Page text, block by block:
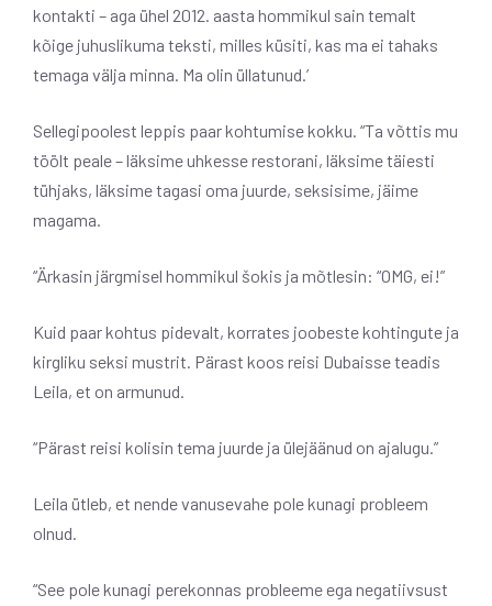
kontakti – aga ühel 2012. aasta hommikul sain temalt
kõige juhuslikuma teksti, milles küsiti, kas ma ei tahaks
temaga välja minna. Ma olin üllatunud.’
Sellegipoolest leppis paar kohtumise kokku. “Ta võttis mu
töölt peale – läksime uhkesse restorani, läksime täiesti
tühjaks, läksime tagasi oma juurde, seksisime, jäime
magama.
“Ärkasin järgmisel hommikul šokis ja mõtlesin: “OMG, ei!”
Kuid paar kohtus pidevalt, korrates joobeste kohtingute ja
kirgliku seksi mustrit. Pärast koos reisi Dubaisse teadis
Leila, et on armunud.
“Pärast reisi kolisin tema juurde ja ülejäänud on ajalugu.”
Leila ütleb, et nende vanusevahe pole kunagi probleem
olnud.
“See pole kunagi perekonnas probleeme ega negatiivsust